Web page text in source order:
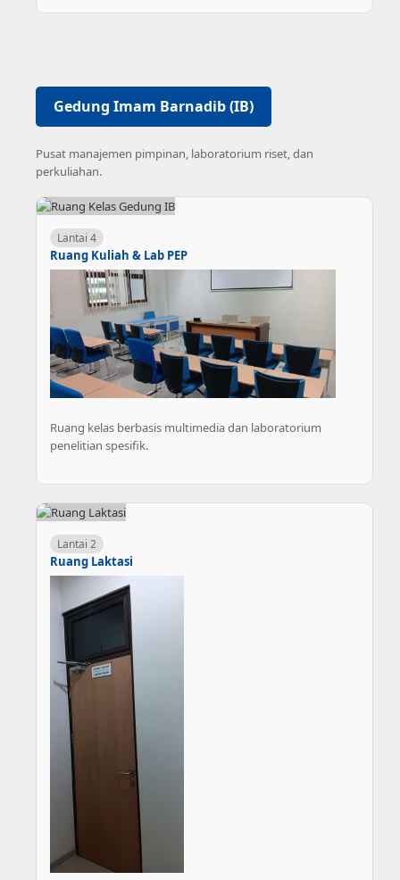
Gedung Imam Barnadib (IB)
Pusat manajemen pimpinan, laboratorium riset, dan
perkuliahan.
Lantai 4
Ruang Kuliah & Lab PEP
Ruang kelas berbasis multimedia dan laboratorium
penelitian spesifik.
Lantai 2
Ruang Laktasi